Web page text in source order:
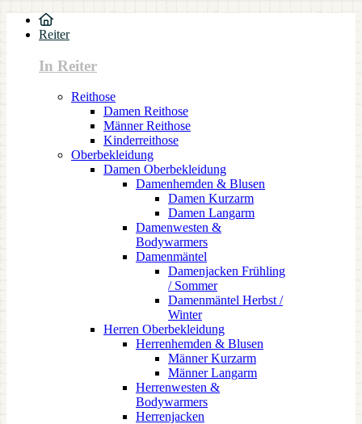
Reiter
In Reiter
Reithose
Damen Reithose
Männer Reithose
Kinderreithose
Oberbekleidung
Damen Oberbekleidung
Damenhemden & Blusen
Damen Kurzarm
Damen Langarm
Damenwesten &
Bodywarmers
Damenmäntel
Damenjacken Frühling
/ Sommer
Damenmäntel Herbst /
Winter
Herren Oberbekleidung
Herrenhemden & Blusen
Männer Kurzarm
Männer Langarm
Herrenwesten &
Bodywarmers
Herrenjacken